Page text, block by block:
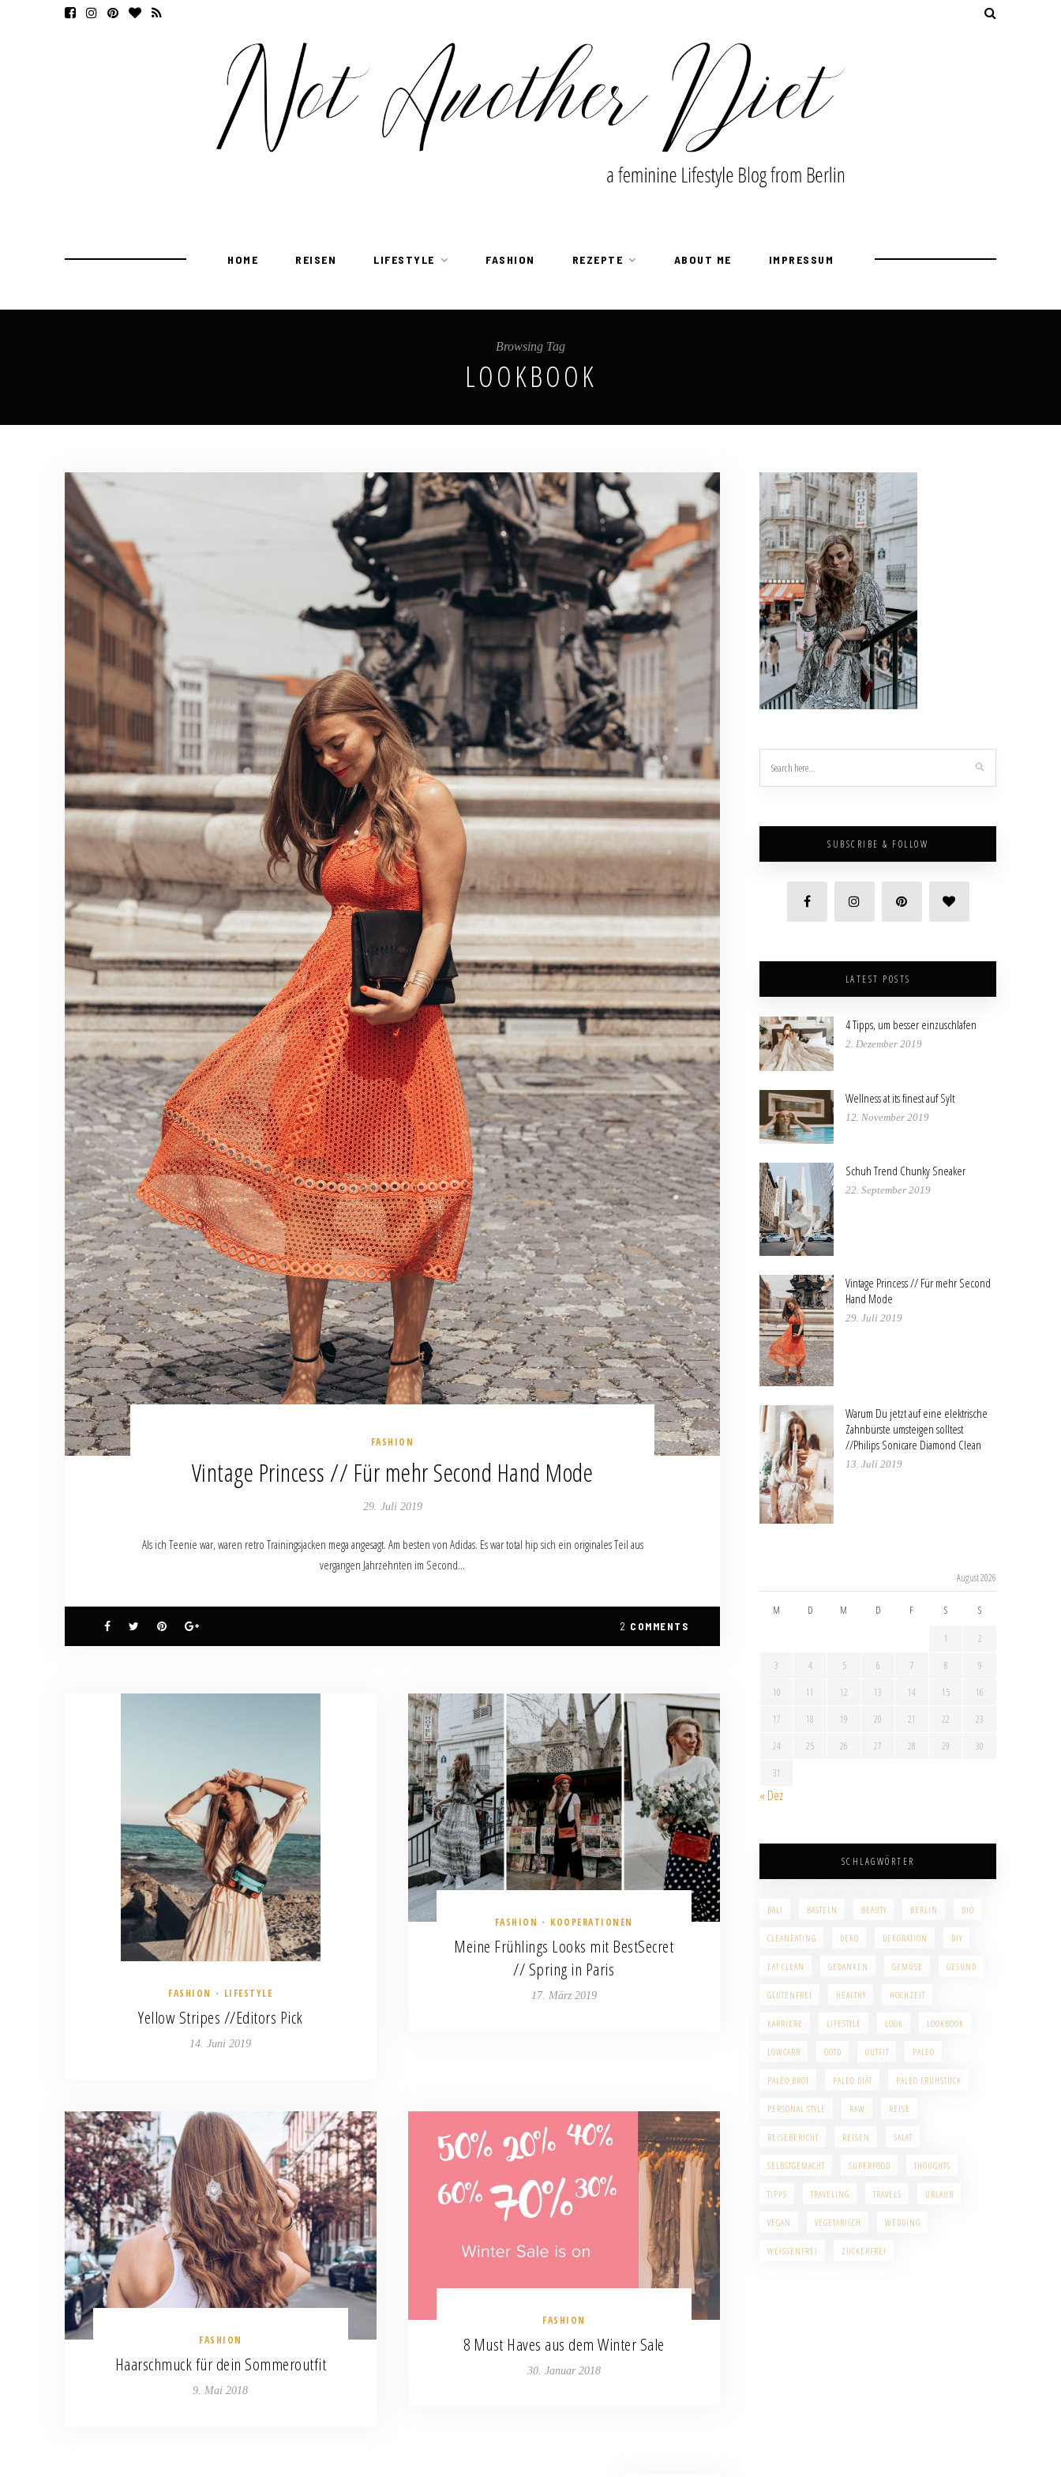
HOME REISEN LIFESTYLE FASHION REZEPTE ABOUT ME IMPRESSUM
Browsing Tag
LOOKBOOK
FASHION
Vintage Princess // Für mehr Second Hand Mode
29. Juli 2019
Als ich Teenie war, waren retro Trainingsjacken mega angesagt. Am besten von Adidas. Es war total hip sich ein originales Teil aus
vergangen Jahrzehnten im Second…
2 COMMENTS
FASHION • LIFESTYLE
Yellow Stripes //Editors Pick
14. Juni 2019
FASHION • KOOPERATIONEN
Meine Frühlings Looks mit BestSecret
// Spring in Paris
17. März 2019
FASHION
Haarschmuck für dein Sommeroutfit
9. Mai 2018
FASHION
8 Must Haves aus dem Winter Sale
30. Januar 2018
SUBSCRIBE & FOLLOW
LATEST POSTS
4 Tipps, um besser einzuschlafen
2. Dezember 2019
Wellness at its finest auf Sylt
12. November 2019
Schuh Trend Chunky Sneaker
22. September 2019
Vintage Princess // Für mehr Second
Hand Mode
29. Juli 2019
Warum Du jetzt auf eine elektrische
Zahnbürste umsteigen solltest
//Philips Sonicare Diamond Clean
13. Juli 2019
August 2026
M D M D F S S
1
2
3
4 5 6 7 8
9
10
11 12 13 14 15
16
17
18 19 20 21 22
23
24
25 26 27 28 29
30
31
« Dez
SCHLAGWÖRTER
BALI BASTELN BEAUTY BERLIN BIO
CLEANEATING DEKO DEKORATION DIY
EAT CLEAN GEDANKEN GEMÜSE GESUND
GLUTENFREI HEALTHY HOCHZEIT
KARRIERE LIFESTYLE LOOK LOOKBOOK
LOWCARB OOTD OUTFIT PALEO
PALEO BROT PALEO DIÄT PALEO FRÜHSTÜCK
PERSONAL STYLE RAW REISE
REISEBERICHT REISEN SALAT
SELBSTGEMACHT SUPERFOOD THOUGHTS
TIPPS TRAVELING TRAVELS URLAUB
VEGAN VEGETARISCH WEDDING
WEISSENFREI ZUCKERFREI